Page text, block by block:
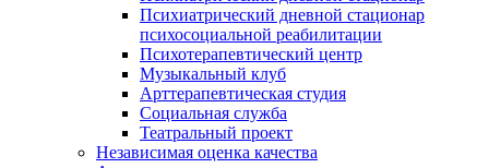
Психиатрический дневной стационар
психосоциальной реабилитации
Психотерапевтический центр
Музыкальный клуб
Арттерапевтическая студия
Социальная служба
Театральный проект
Независимая оценка качества